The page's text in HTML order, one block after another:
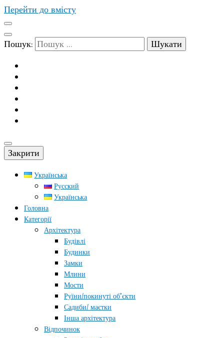
Перейти до вмісту
Пошук:
Закрити
Українська
Русский
Українська
Головна
Категорії
Архітектура
Будівлі
Будинки
Замки
Млини
Мости
Руїни/покинуті об’єкти
Садиби/ маєтки
Інша архітектура
Відпочинок